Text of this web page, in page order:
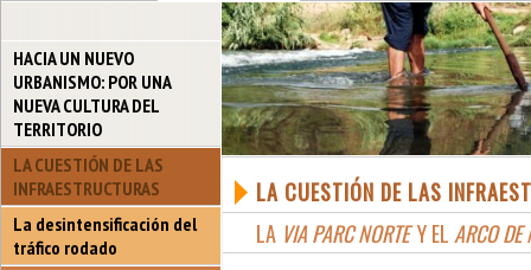
HACIA UN NUEVO
URBANISMO: POR UNA
NUEVA CULTURA DEL
TERRITORIO
LA CUESTIÓN DE LAS
INFRAESTRUCTURAS
La desintensificación del
tráfico rodado
LA CUESTIÓN DE LAS
LA VIA PARC NORTEY EL ARCO